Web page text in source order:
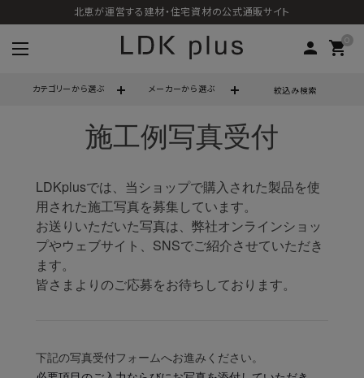
北恵が運営する建材・住宅資材の公式通販サイト
person 0
shopping_cart
カテゴリーから選ぶ メーカーから選ぶ 絞込み検索
search
06-6121-9302
営業時間 - 10:00～17:00（定休日 - 土日祝）
ACCOUNT MENU
ようこそ ゲスト 様